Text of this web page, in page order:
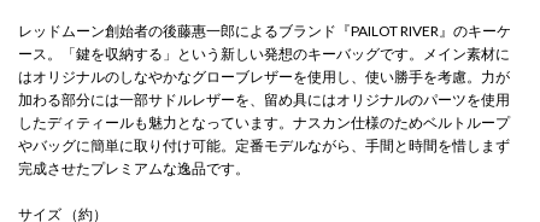
レッドムーン創始者の後藤惠一郎によるブランド『PAILOT RIVER』のキーケ
ース。「鍵を収納する」という新しい発想のキーバッグです。メイン素材に
はオリジナルのしなやかなグローブレザーを使用し、使い勝手を考慮。力が
加わる部分には一部サドルレザーを、留め具にはオリジナルのパーツを使用
したディティールも魅力となっています。ナスカン仕様のためベルトループ
やバッグに簡単に取り付け可能。定番モデルながら、手間と時間を惜しまず
完成させたプレミアムな逸品です。
サイズ （約）